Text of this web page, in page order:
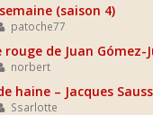
(saison 4)
patoche77
rouge de Juan Gómez-
norbert
haine – Jacques
Ssarlotte